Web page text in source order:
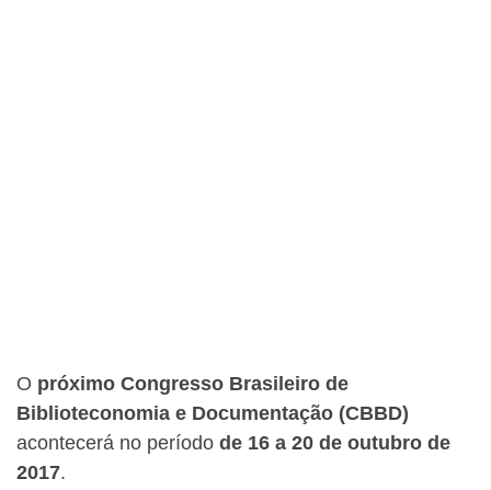
O próximo Congresso Brasileiro de
Biblioteconomia e Documentação (CBBD)
acontecerá no período de 16 a 20 de outubro de
2017.